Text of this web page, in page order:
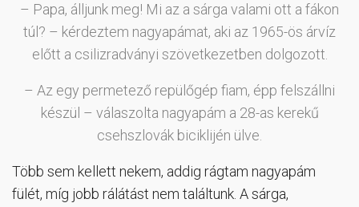
– Papa, álljunk meg! Mi az a sárga valami ott a fákon
túl? – kérdeztem nagyapámat, aki az 1965-ös árvíz
előtt a csilizradványi szövetkezetben dolgozott.
– Az egy permetező repülőgép fiam, épp felszállni
készül – válaszolta nagyapám a 28-as kerekű
csehszlovák biciklijén ülve.
Több sem kellett nekem, addig rágtam nagyapám
fülét, míg jobb rálátást nem találtunk. A sárga,